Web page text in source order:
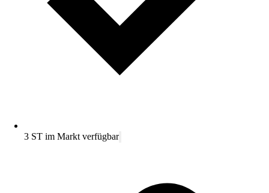
3 ST im Markt verfügbar